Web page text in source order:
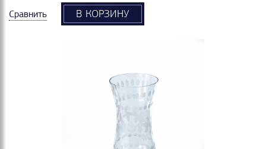
Сравнить В КОРЗИНУ